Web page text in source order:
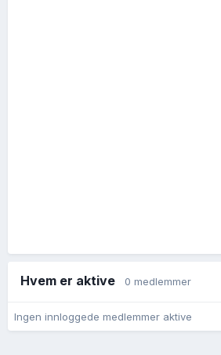
Hvem er aktive 0 medlemmer
Ingen innloggede medlemmer aktive